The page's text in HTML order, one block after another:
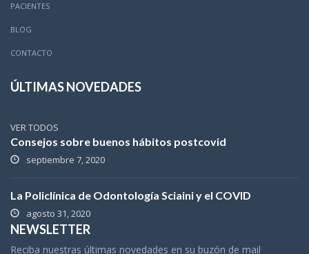
PACIENTES
BLOG
CONTACTO
ÚLTIMAS NOVEDADES
VER TODOS
Consejos sobre buenos hábitos postcovid
septiembre 7, 2020
La Policlínica de Odontología Sciaini y el COVID
agosto 31, 2020
NEWSLETTER
Reciba nuestras últimas novedades en su buzón de mail